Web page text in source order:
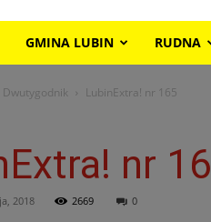
GMINA LUBIN RUDNA
Dwutygodnik LubinExtra! nr 165
nr
2018 2669 0